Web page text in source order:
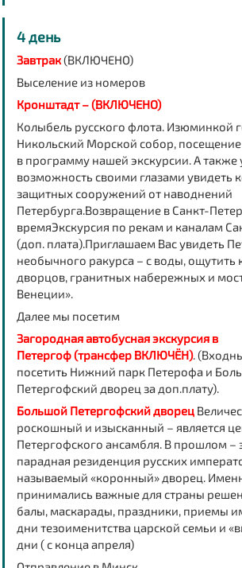
4 день
Завтрак(ВКЛЮЧЕНО)
Выселение из номеров
Кронштадт – (ВКЛЮЧЕНО)
Колыбель русского флота. Изюминкой
Никольский Морской собор,
в программу нашей экскурсии. А также
возможность своими глазами увидеть
защитных сооружений от наводнений
Петербурга.Возвращение в Санкт-
времяЭкскурсия по рекам и каналам
(доп. плата).Приглашаем Вас увидеть
необычного ракурса – с воды, ощутить
дворцов, гранитных набережных и
Венеции».
Далее мы посетим
Загородная автобусная экскурсия в
Петергоф (трансфер ВКЛЮЧЁН).
посетить Нижний парк Петерофа и
Петергофский дворец за доп.плату).
Большой Петергофский дворец
роскошный и изысканный – является
Петергофского ансамбля. В прошлом –
парадная резиденция русских
называемый «коронный» дворец.
принимались важные для страны
балы, маскарады, праздники, приемы
дни тезоименитства царской семьи и
дни ( с конца апреля)